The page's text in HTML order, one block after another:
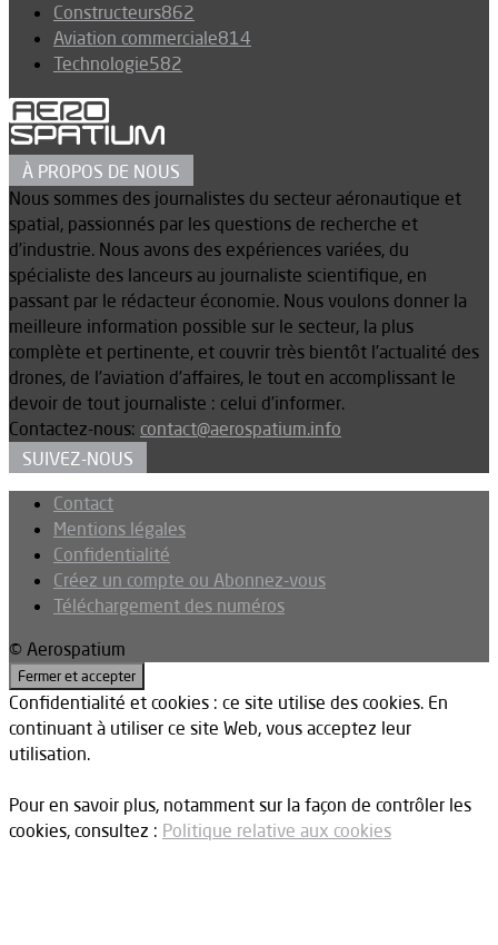
Constructeurs862
Aviation commerciale814
Technologie582
À PROPOS DE NOUS
Nous sommes des journalistes du secteur aéronautique et
spatial, passionnés par les questions de recherche et
d’industrie. Nous avons des expériences variées, du
spécialiste des lanceurs au journaliste scientifique, en
passant par le rédacteur économie. Nous voulons donner la
meilleure information possible sur le secteur, la plus
complète et pertinente, et couvrir très bientôt l’actualité des
drones, de l’aviation d’affaires, le tout en accomplissant le
devoir de tout journaliste : celui d’informer.
Contactez-nous: contact@aerospatium.info
SUIVEZ-NOUS
Contact
Mentions légales
Confidentialité
Créez un compte ou Abonnez-vous
Téléchargement des numéros
© Aerospatium
Confidentialité et cookies : ce site utilise des cookies. En
continuant à utiliser ce site Web, vous acceptez leur
utilisation.
Pour en savoir plus, notamment sur la façon de contrôler les
cookies, consultez : Politique relative aux cookies